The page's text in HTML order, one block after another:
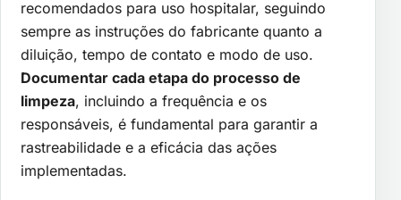
recomendados para uso hospitalar, seguindo
sempre as instruções do fabricante quanto a
diluição, tempo de contato e modo de uso.
Documentar cada etapa do processo de
limpeza, incluindo a frequência e os
responsáveis, é fundamental para garantir a
rastreabilidade e a eficácia das ações
implementadas.